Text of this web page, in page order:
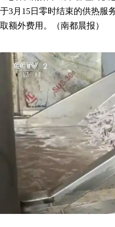
于3月15日零时结束的供热服
取额外费用。（南都晨报）